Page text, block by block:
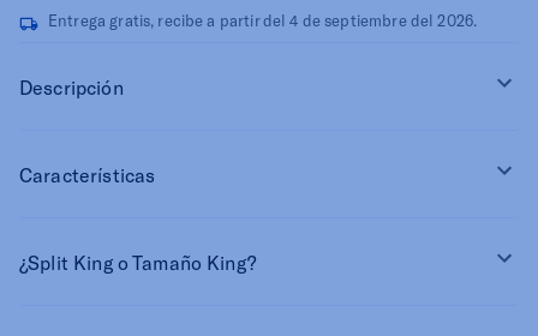
Entrega gratis, recibe a partir del 4 de septiembre del 2026.
Descripción
Características
¿Split King o Tamaño King?